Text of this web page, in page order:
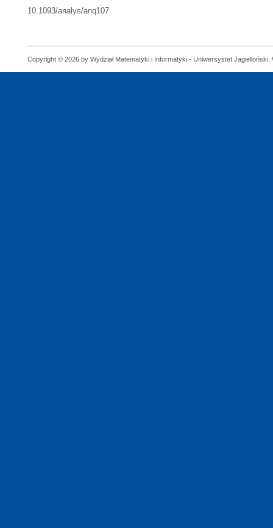
10.1093/analys/anq107
Copyright © 2026 by Wydział Matematyki i Informatyki - Uniwersystet